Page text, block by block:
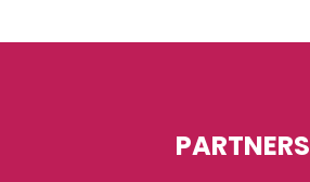
PARTNERS